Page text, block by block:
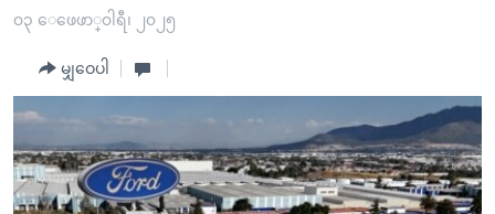
ပင်မ
ကျော်
ကြည့်
ရန်
ပင်မ
အစ္စရေး-ပါလက်စတိုင်း
သတင်းလွတ်လပ်ခွင့်
အင်္ဂလိပ်စာလေ့လာမယ်
အမေရိကန်သုံးအီဒီယံ
မကြေးမုံရဲ့ အင်္ဂလိပ်စာ
ရုပ်ရှင်ထဲက အင်္ဂလိပ်စာ
အပတ်စဉ်ကဏ္ဍများ
ရေဒီယို
တီဗွီ
ရေဒီယိုနှင့်ရုပ်သံ အချက်အလက်များ
ရေဒီယို/တီဗွီအစီအစဉ်
၀၃ ေဖေဖာ္၀ါရီ၊ ၂၀၂၅
မျှဝေပါ